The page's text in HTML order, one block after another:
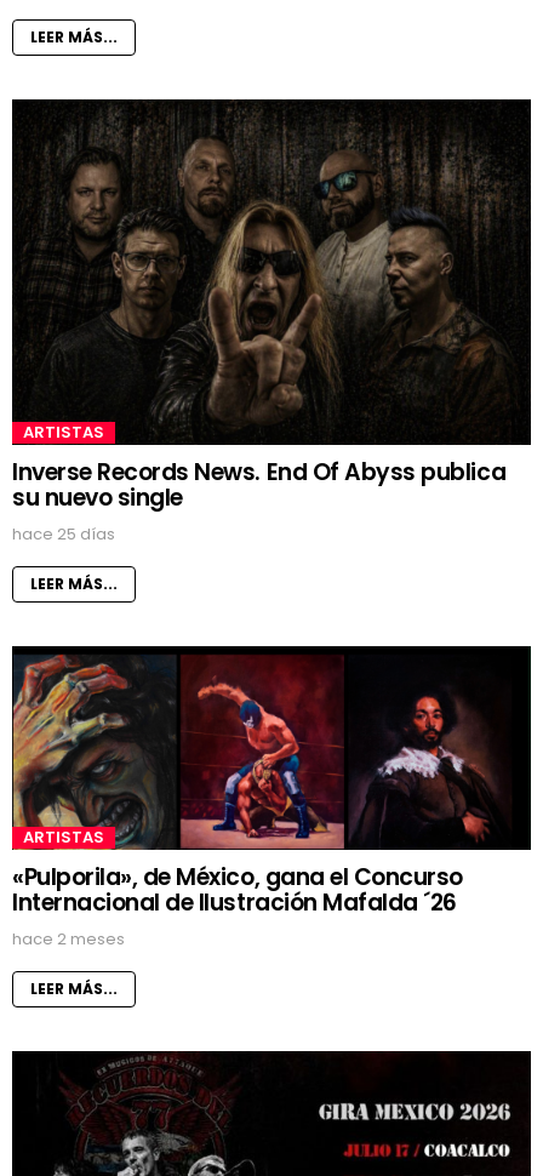
LEER MÁS...
ARTISTAS
Inverse Records News. End Of Abyss publica
su nuevo single
hace 25 días
LEER MÁS...
ARTISTAS
«Pulporila», de México, gana el Concurso
Internacional de Ilustración Mafalda ´26
hace 2 meses
LEER MÁS...